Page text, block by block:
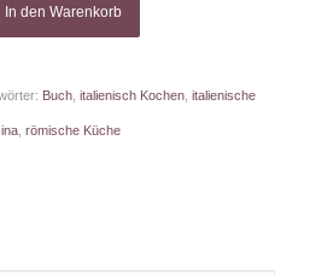
In den Warenkorb
Buch, italienisch Kochen, italienische
, römische Küche